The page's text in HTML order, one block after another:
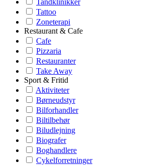
Tandklinikker
Tattoo
Zoneterapi
Restaurant & Cafe
Cafe
Pizzaria
Restauranter
Take Away
Sport & Fritid
Aktiviteter
Børneudstyr
Bilforhandler
Biltilbehør
Biludlejning
Biografer
Boghandlere
Cykelforretninger